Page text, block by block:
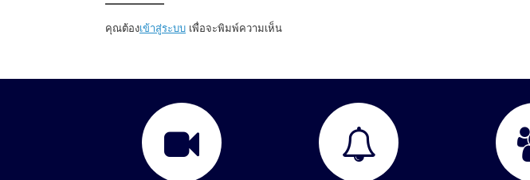
คุณต้องเข้าสู่ระบบ เพื่อจะพิมพ์ความเห็น